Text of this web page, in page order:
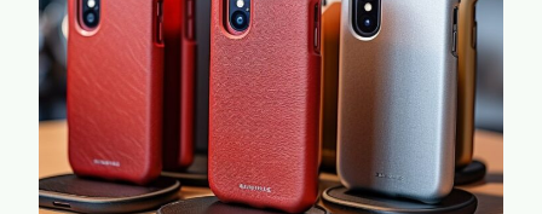
O
P
M
P